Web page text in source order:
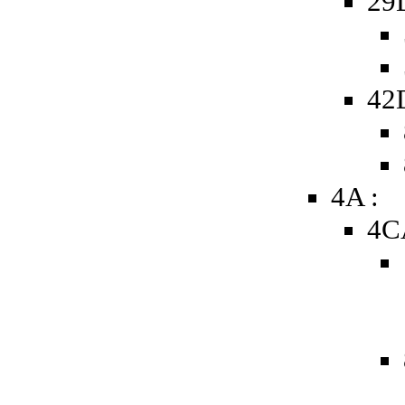
4A :